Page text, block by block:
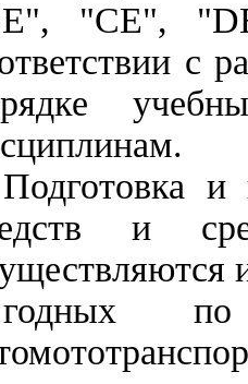
"СЕ",
с
Подготовка и
и
годных